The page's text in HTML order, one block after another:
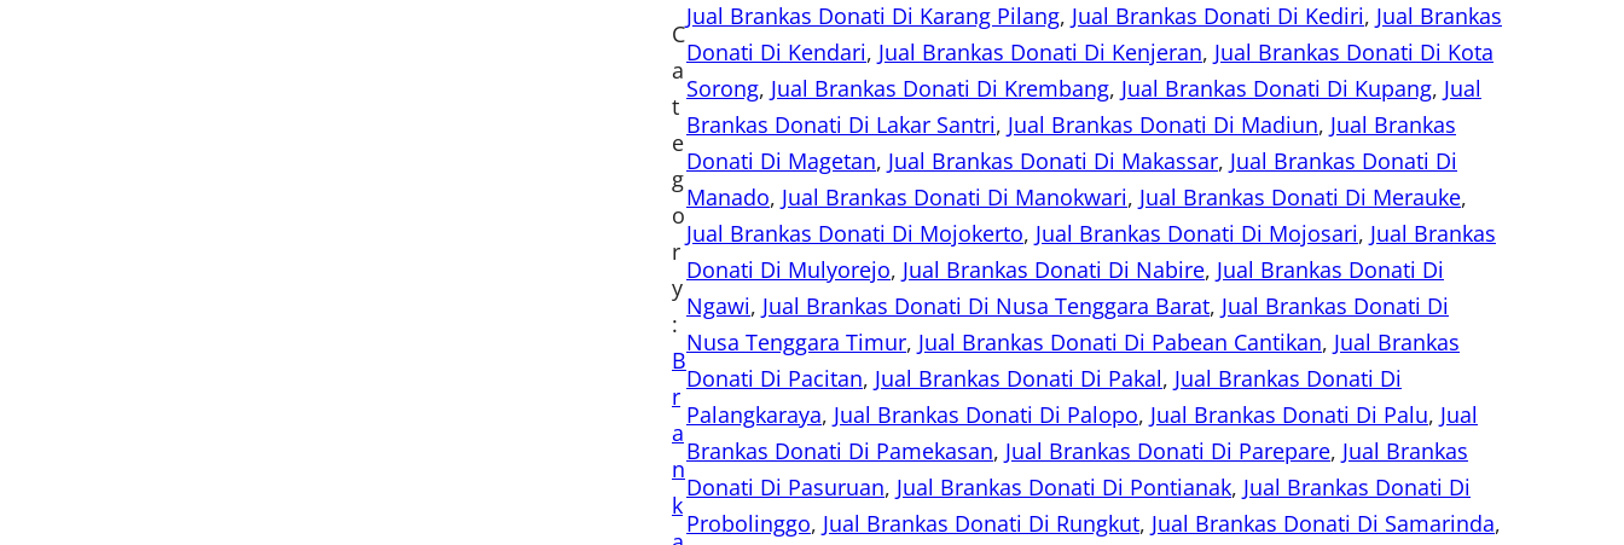
C
a
t
e
g
o
r
y
:
B
r
a
n
k
Jual Brankas Donati Di Karang Pilang, Jual Brankas Donati Di Kediri, Jual Brankas
Donati Di Kendari, Jual Brankas Donati Di Kenjeran, Jual Brankas Donati Di Kota
Sorong, Jual Brankas Donati Di Krembang, Jual Brankas Donati Di Kupang, Jual
Brankas Donati Di Lakar Santri, Jual Brankas Donati Di Madiun, Jual Brankas
Donati Di Magetan, Jual Brankas Donati Di Makassar, Jual Brankas Donati Di
Manado, Jual Brankas Donati Di Manokwari, Jual Brankas Donati Di Merauke
Jual Brankas Donati Di Mojokerto, Jual Brankas Donati Di Mojosari, Jual Brankas
Donati Di Mulyorejo, Jual Brankas Donati Di Nabire, Jual Brankas Donati Di
Ngawi, Jual Brankas Donati Di Nusa Tenggara Barat, Jual Brankas Donati Di
Nusa Tenggara Timur, Jual Brankas Donati Di Pabean Cantikan, Jual Brankas
Donati Di Pacitan, Jual Brankas Donati Di Pakal, Jual Brankas Donati Di
Palangkaraya, Jual Brankas Donati Di Palopo, Jual Brankas Donati Di Palu, Jual
Brankas Donati Di Pamekasan, Jual Brankas Donati Di Parepare, Jual Brankas
Donati Di Pasuruan, Jual Brankas Donati Di Pontianak, Jual Brankas Donati Di
Probolinggo, Jual Brankas Donati Di Rungkut, Jual Brankas Donati Di Samarinda